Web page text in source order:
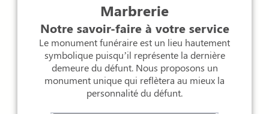
Marbrerie
Notre savoir-faire à votre service
Le monument funéraire est un lieu hautement
symbolique puisqu’il représente la dernière
demeure du défunt. Nous proposons un
monument unique qui reflètera au mieux la
personnalité du défunt.